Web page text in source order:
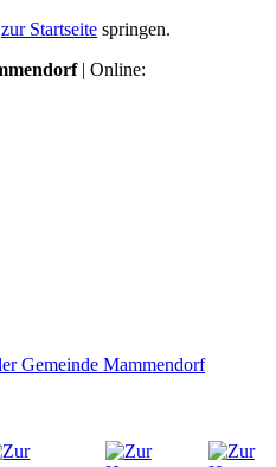
zur Startseite springen.
| Online: